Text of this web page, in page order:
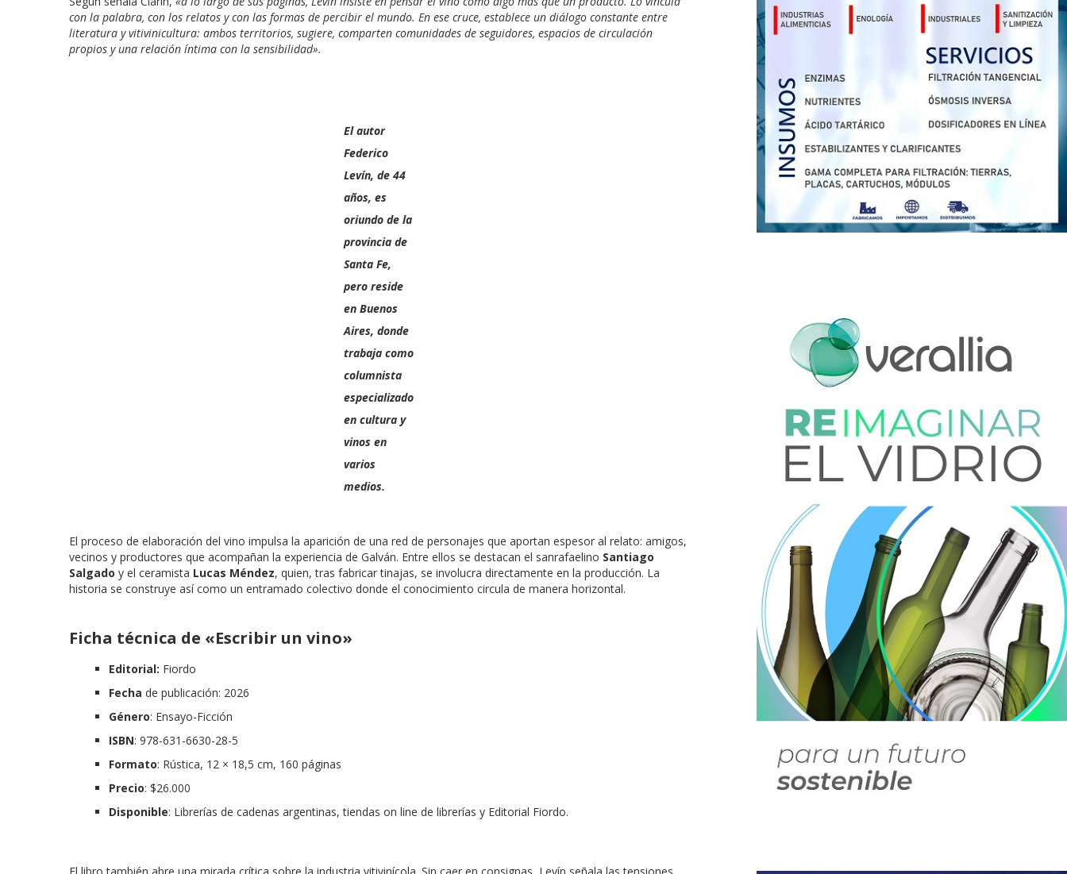
con la palabra, con los relatos y con las formas de percibir el mundo. En ese cruce, establece un diálogo constante entre
literatura y vitivinicultura: ambos territorios, sugiere, comparten comunidades de seguidores, espacios de circulación
propios y una relación íntima con la sensibilidad».
El autor
Federico
Levín, de 44
años, es
oriundo de la
provincia de
Santa Fe,
pero reside
en Buenos
Aires, donde
trabaja como
columnista
especializado
en cultura y
vinos en
varios
medios.
El proceso de elaboración del vino impulsa la aparición de una red de personajes que aportan espesor al relato: amigos,
vecinos y productores que acompañan la experiencia de Galván. Entre ellos se destacan el sanrafaelino Santiago
Salgado y el ceramista Lucas Méndez, quien, tras fabricar tinajas, se involucra directamente en la producción. La
historia se construye así como un entramado colectivo donde el conocimiento circula de manera horizontal.
Ficha técnica de «Escribir un vino»
Editorial: Fiordo
Fecha de publicación: 2026
Género: Ensayo-Ficción
ISBN: 978-631-6630-28-5
Formato: Rústica, 12 × 18,5 cm, 160 páginas
Precio: $26.000
Disponible: Librerías de cadenas argentinas, tiendas on line de librerías y Editorial Fiordo.